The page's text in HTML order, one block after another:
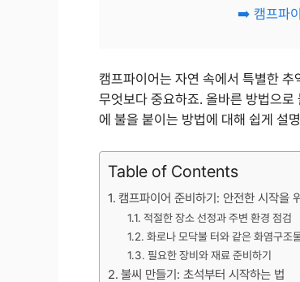
➡️ 캠프파
캠프파이어는 자연 속에서 특별한 추
무엇보다 중요하죠. 올바른 방법으
에 불을 붙이는 방법에 대해 쉽게 설
Table of Contents
캠프파이어 준비하기: 안전한 시작을
적절한 장소 선정과 주변 환경 점검
화로나 모닥불 터와 같은 화염구조
필요한 장비와 재료 준비하기
불씨 만들기: 초석부터 시작하는 법